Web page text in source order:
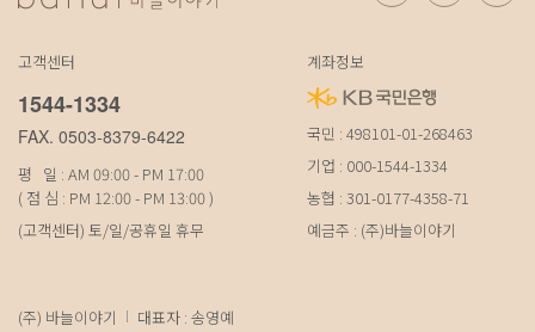
고객센터
1544-1334
FAX. 0503-8379-6422
평 일 : AM 09:00 - PM 17:00
( 점 심 : PM 12:00 - PM 13:00 )
(고객센터) 토/일/공휴일 휴무
계좌정보
국민 : 498101-01-268463
기업 : 000-1544-1334
농협 : 301-0177-4358-71
예금주 : (주)바늘이야기
(주) 바늘이야기
대표자 : 송영예